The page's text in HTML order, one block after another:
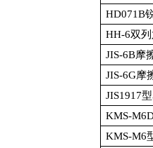
HD071B
HH-6双
JIS-6B摩
JIS-6G摩
JIS1917
KMS-
KMS-M6